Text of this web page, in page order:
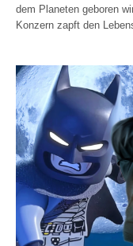
dem Planeten geboren
Konzern zapft den